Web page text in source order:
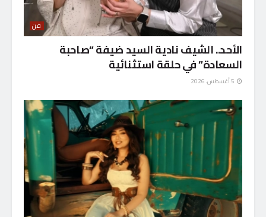
فن
الأحد.. الشيف نادية السيد ضيفة “صاحبة
السعادة” في حلقة استثنائية